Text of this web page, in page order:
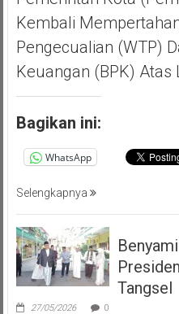
Kembali
Pengecualian (WTP)
Keuangan (BPK) Atas
Bagikan ini:
WhatsApp
Selengkapnya
Tangsel
27/05/2026 0